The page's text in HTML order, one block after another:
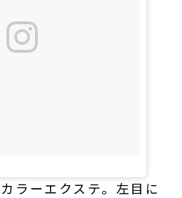
ラーエクステ。左目に